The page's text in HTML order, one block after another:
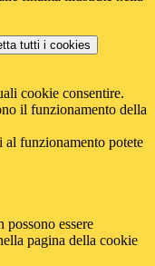
tutti i cookies
cookie consentire.
il funzionamento della
al funzionamento potete
essere
pagina della cookie